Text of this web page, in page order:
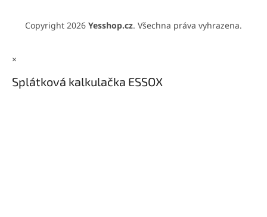
Copyright 2026 Yesshop.cz. Všechna práva vyhrazena.
×
Splátková kalkulačka ESSOX